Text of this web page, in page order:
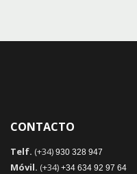
CONTACTO
Telf. (+34) 930 328 947
Móvil. (+34) +34 634 92 97 64